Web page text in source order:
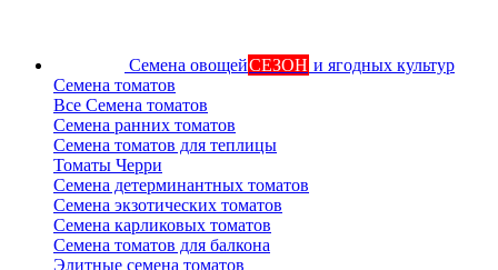
Семена овощейСЕЗОН и ягодных культур
Семена томатов
Все Семена томатов
Семена ранних томатов
Семена томатов для теплицы
Томаты Черри
Семена детерминантных томатов
Семена экзотических томатов
Семена карликовых томатов
Семена томатов для балкона
Элитные семена томатов